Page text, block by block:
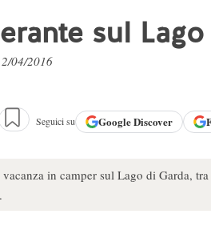
sul
04/2016
Seguici su GoogleDiscover
in camper sul Lago di Garda,